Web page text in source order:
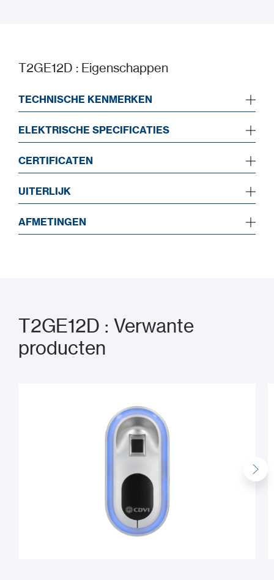
T2GE12D : Eigenschappen
TECHNISCHE KENMERKEN
ELEKTRISCHE SPECIFICATIES
CERTIFICATEN
UITERLIJK
AFMETINGEN
T2GE12D : Verwante
producten